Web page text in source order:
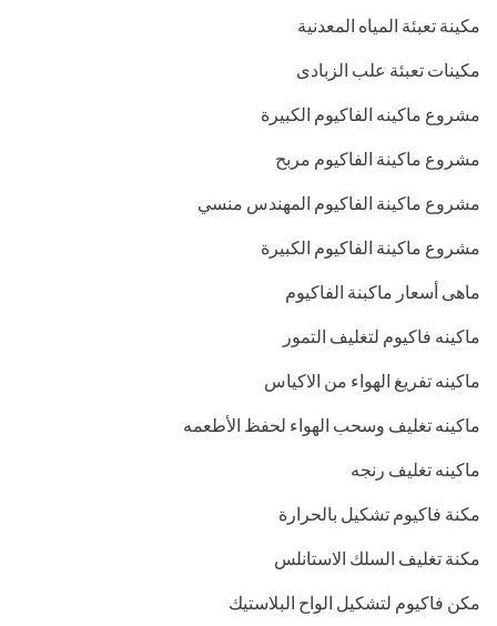
مكينة تعبئة المياه المعدنية
مكينات تعبئة علب الزبادى
مشروع ماكينه الفاكيوم الكبيرة
مشروع ماكينة الفاكيوم مربح
مشروع ماكينة الفاكيوم المهندس منسي
مشروع ماكينة الفاكيوم الكبيرة
ماهى أسعار ماكبنة الفاكيوم
ماكينه فاكيوم لتغليف التمور
ماكينه تفريغ الهواء من الاكياس
ماكينه تغليف وسحب الهواء لحفظ الأطعمه
ماكينه تغليف رنجه
مكنة فاكيوم تشكيل بالحرارة
مكنة تغليف السلك الاستانلس
مكن فاكيوم لتشكيل الواح البلاستيك